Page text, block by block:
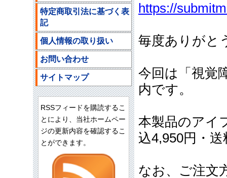
https://
毎度ありがと
今回は「視覚
内です。
本製品のアイ
込4,950円・
なお、ご注文
特定商取引法に基づく表
記
個人情報の取り扱い
お問い合わせ
サイトマップ
RSSフィードを購読するこ
とにより、当社ホームペー
ジの更新内容を確認するこ
とができます。